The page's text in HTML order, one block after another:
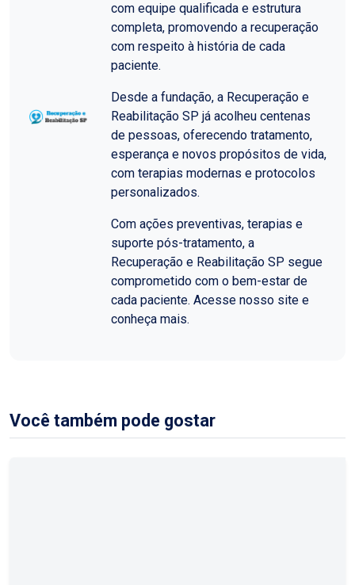
com equipe qualificada e estrutura
completa, promovendo a recuperação
com respeito à história de cada
paciente.
Desde a fundação, a Recuperação e
Reabilitação SP já acolheu centenas
de pessoas, oferecendo tratamento,
esperança e novos propósitos de vida,
com terapias modernas e protocolos
personalizados.
Com ações preventivas, terapias e
suporte pós-tratamento, a
Recuperação e Reabilitação SP segue
comprometido com o bem-estar de
cada paciente. Acesse nosso site e
conheça mais.
Você também pode gostar